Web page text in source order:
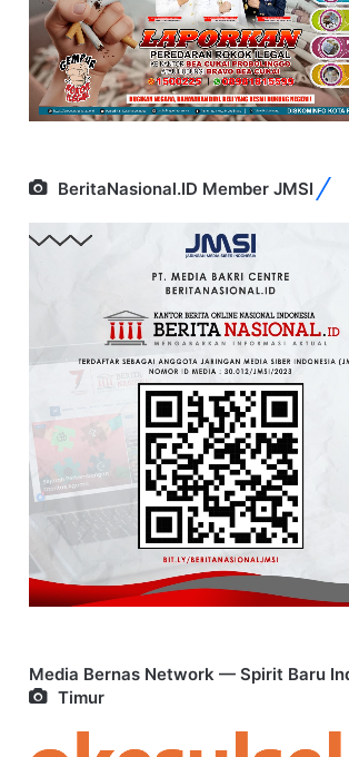
BeritaNasional.ID Member JMSI
Media Bernas Network — Spirit Baru
Timur